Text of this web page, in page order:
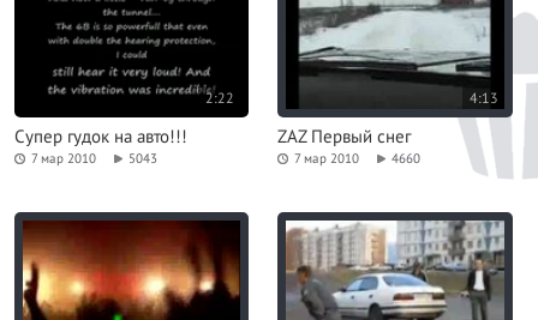
2:22
Супер гудок на авто!!!
7 мар 2010 5043
4:13
ZAZ Первый снег
7 мар 2010 4660